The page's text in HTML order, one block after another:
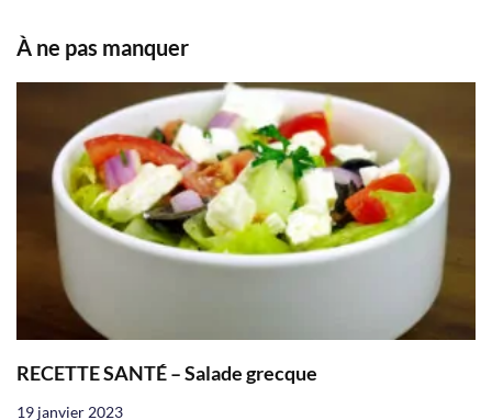
À ne pas manquer
RECETTE SANTÉ – Salade grecque
19 janvier 2023